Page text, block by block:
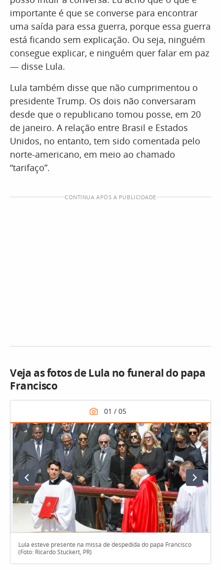
importante é que se converse para encontrar
uma saída para essa guerra, porque essa guerra
está ficando sem explicação. Ou seja, ninguém
consegue explicar, e ninguém quer falar em paz
— disse Lula.
Lula também disse que não cumprimentou o
presidente Trump. Os dois não conversaram
desde que o republicano tomou posse, em 20
de janeiro. A relação entre Brasil e Estados
Unidos, no entanto, tem sido comentada pelo
norte-americano, em meio ao chamado
“tarifaço”.
CONTINUA APÓS A PUBLICIDADE
Veja as fotos de Lula no funeral do papa
Francisco
Lula esteve presente na missa de despedida do papa Francisco
(Foto: Ricardo Stuckert, PR)